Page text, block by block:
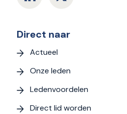
Direct naar
Actueel
Onze leden
Ledenvoordelen
Direct lid worden